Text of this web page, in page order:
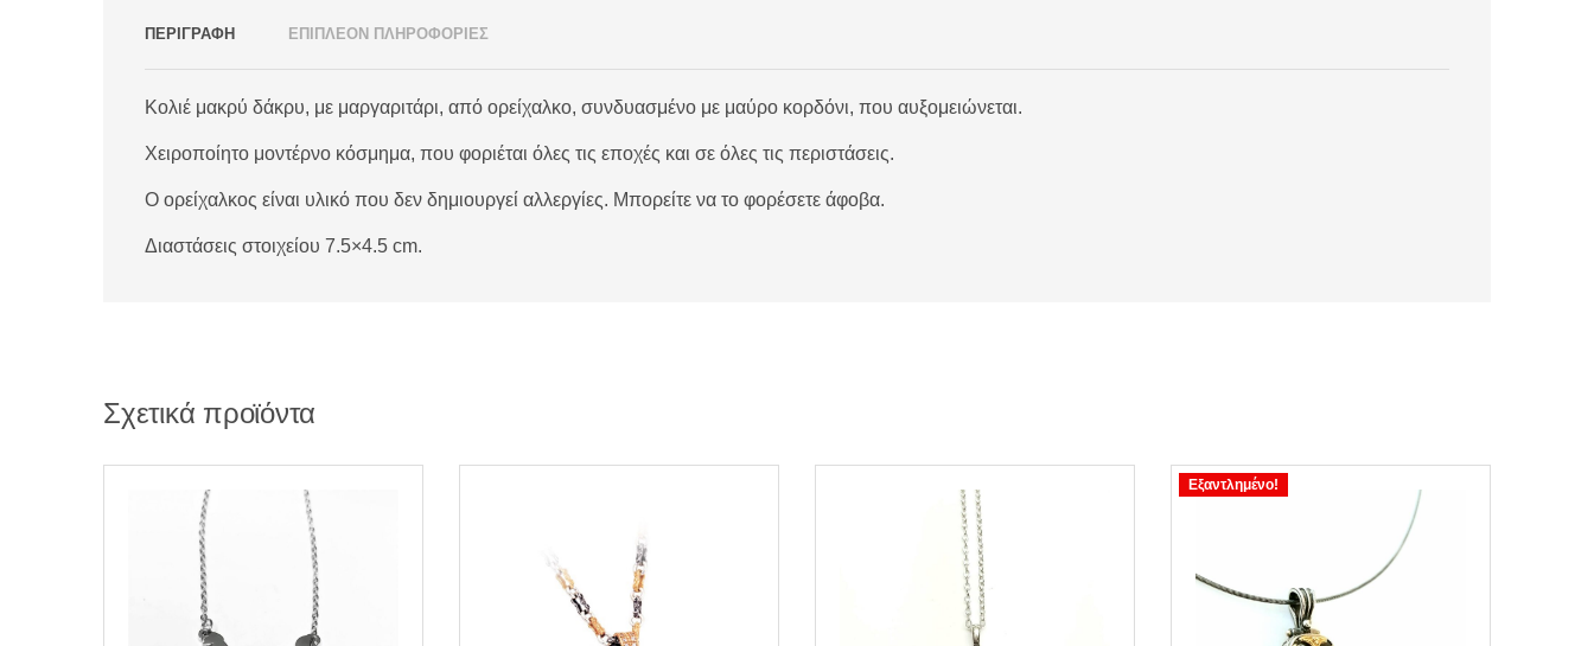
ΠΕΡΙΓΡΑΦΗ ΕΠΙΠΛΕΟΝ ΠΛΗΡΟΦΟΡΙΕΣ
Κολιέ μακρύ δάκρυ, με μαργαριτάρι, από ορείχαλκο, συνδυασμένο με μαύρο κορδόνι, που αυξομειώνεται.
Χειροποίητο μοντέρνο κόσμημα, που φοριέται όλες τις εποχές και σε όλες τις περιστάσεις.
Ο ορείχαλκος είναι υλικό που δεν δημιουργεί αλλεργίες. Μπορείτε να το φορέσετε άφοβα.
Διαστάσεις στοιχείου 7.5×4.5 cm.
Σχετικά προϊόντα
Εξαντλημένο!